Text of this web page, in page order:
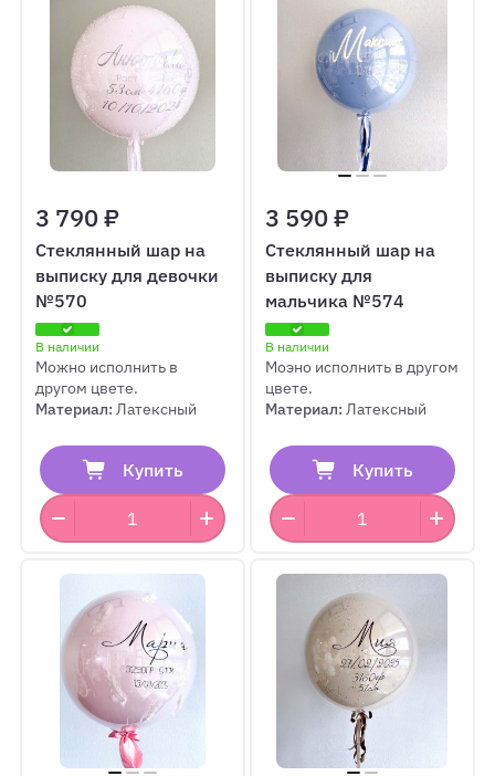
3 790 ₽
Стеклянный шар на
выписку для девочки
№570
В наличии
Можно исполнить в
другом цвете.
Материал:Латексный
Купить
3 590 ₽
Стеклянный шар на
выписку для
мальчика №574
В наличии
Моэно исполнить в другом
цвете.
Материал:Латексный
Купить